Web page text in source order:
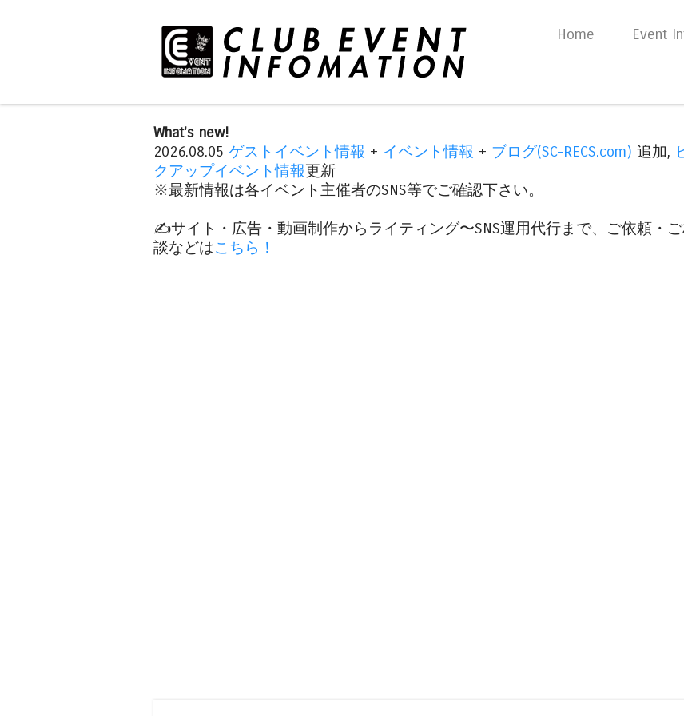
Skip to content
Home Event
What's new!
2026.08.05 ゲストイベント情報 + イベント情報 + ブログ(SC-RECS.com) 追加,
クアップイベント情報更新
※最新情報は各イベント主催者のSNS等でご確認下さい。
✍️サイト・広告・動画制作からライティング〜SNS運用代行まで、ご依頼・ご
談などはこちら！